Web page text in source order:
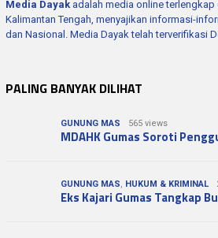
Media Dayak adalah media online
Kalimantan Tengah, menyajikan informasi-
dan Nasional. Media Dayak telah terverifikasi
PALING BANYAK DILIHAT
GUNUNG MAS 565 views
MDAHK Gumas Soroti
GUNUNG MAS, HUKUM & KRIMINAL
Eks Kajari Gumas Tangkap